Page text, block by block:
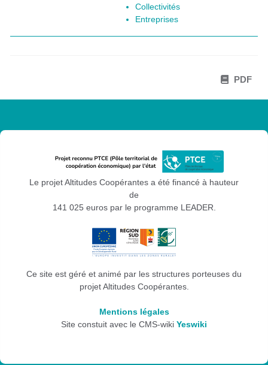
Collectivités
Entreprises
PDF
Le projet Altitudes Coopérantes a été financé à hauteur
de
141 025 euros par le programme LEADER.
Ce site est géré et animé par les structures porteuses du
projet Altitudes Coopérantes.
Mentions légales
Site constuit avec le CMS-wiki Yeswiki